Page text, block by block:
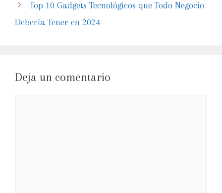
Top 10 Gadgets Tecnológicos que Todo Negocio
Debería Tener en 2024
Deja un comentario